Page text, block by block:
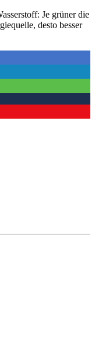
Je grüner die
desto besser